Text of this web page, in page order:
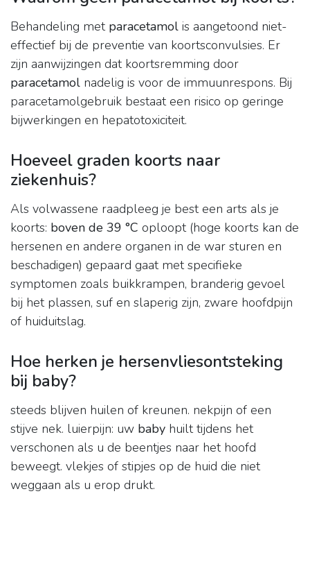
Behandeling met paracetamol is aangetoond niet-
effectief bij de preventie van koortsconvulsies. Er
zijn aanwijzingen dat koortsremming door
paracetamol nadelig is voor de immuunrespons. Bij
paracetamolgebruik bestaat een risico op geringe
bijwerkingen en hepatotoxiciteit.
Hoeveel graden koorts naar
ziekenhuis?
Als volwassene raadpleeg je best een arts als je
koorts: boven de 39 °C oploopt (hoge koorts kan de
hersenen en andere organen in de war sturen en
beschadigen) gepaard gaat met specifieke
symptomen zoals buikkrampen, branderig gevoel
bij het plassen, suf en slaperig zijn, zware hoofdpijn
of huiduitslag.
Hoe herken je hersenvliesontsteking
bij baby?
steeds blijven huilen of kreunen. nekpijn of een
stijve nek. luierpijn: uw baby huilt tijdens het
verschonen als u de beentjes naar het hoofd
beweegt. vlekjes of stipjes op de huid die niet
weggaan als u erop drukt.